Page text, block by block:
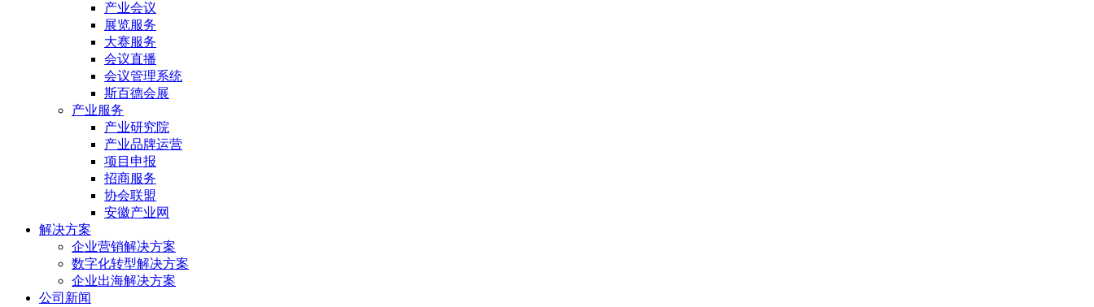
产业会议
展览服务
大赛服务
会议直播
会议管理系统
斯百德会展
产业服务
产业研究院
产业品牌运营
项目申报
招商服务
协会联盟
安徽产业网
解决方案
企业营销解决方案
数字化转型解决方案
企业出海解决方案
公司新闻